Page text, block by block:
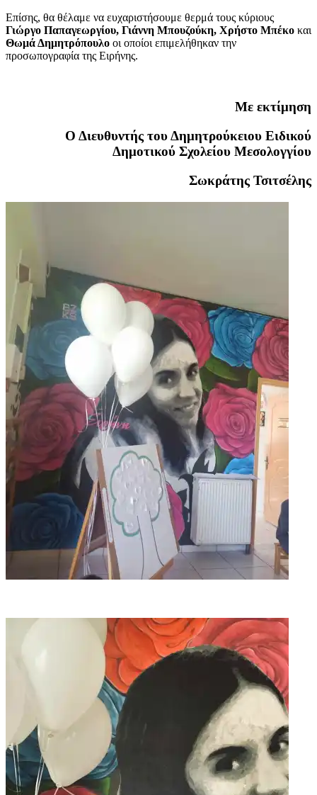
Επίσης, θα θέλαμε να ευχαριστήσουμε θερμά τους κύριους
Γιώργο Παπαγεωργίου, Γιάννη Μπουζούκη, Χρήστο Μπέκο και
Θωμά Δημητρόπουλο οι οποίοι επιμελήθηκαν την
προσωπογραφία της Ειρήνης.
Με εκτίμηση
Ο Διευθυντής του Δημητρούκειου Ειδικού
Δημοτικού Σχολείου Μεσολογγίου
Σωκράτης Τσιτσέλης